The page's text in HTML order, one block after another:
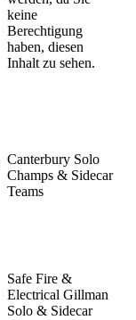
keine
Berechtigung
haben, diesen
Inhalt zu sehen.
Canterbury Solo
Champs & Sidecar
Teams
Safe Fire &
Electrical Gillman
Solo & Sidecar